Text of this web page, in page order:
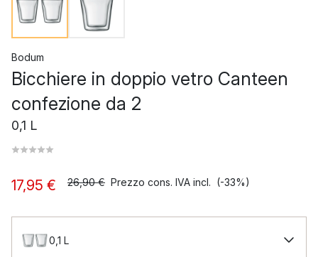
Bodum
Bicchiere in doppio vetro Canteen
confezione da 2
0,1 L
17,95 € 26,90 € Prezzo cons. IVA incl. (-33%)
0,1 L